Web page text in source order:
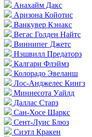
Анахайм Дакс
Аризона Койотис
Ванкувер Кэнакс
Вегас Голден Найтс
Виннипег Джетс
Нэшвилл Предаторз
Калгари Флэймз
Колорадо Эвеланш
Лос-Анджелес Кингз
Миннесота Уайлд
Даллас Старз
Сан-Хосе Шаркс
Сент-Луис Блюз
Сиэтл Кракен